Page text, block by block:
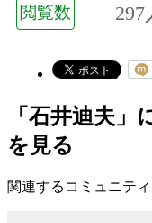
閲覧数 297
「石井迪夫
を見る
関連するコミュニテ